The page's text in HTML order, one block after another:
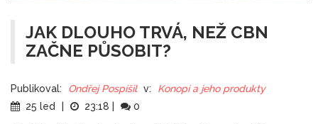
JAK DLOUHO TRVÁ, NEŽ CBN
ZAČNE PŮSOBIT?
Publikoval: Ondřej Pospíšil v:
Konopí a jeho produkty
25 led
23:18 0